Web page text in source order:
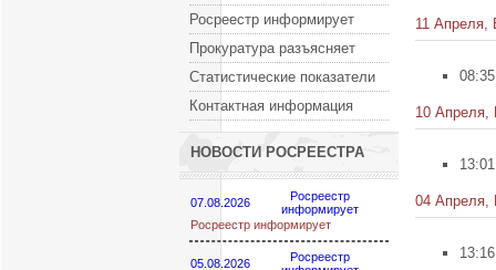
Росреестр информирует
Прокуратура разъясняет
Статистические показатели
Контактная информация
НОВОСТИ РОСРЕЕСТРА
07.08.2026
Росреестр
информирует
Росреестр информирует
05.08.2026
Росреестр
11 Апреля,
08:35
10 Апреля,
13:01
04 Апреля,
13:16